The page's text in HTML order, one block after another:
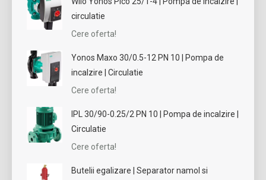
circulatie
Cere oferta!
Yonos Maxo 30/0.5-12 PN 10 | Pompa de
incalzire | Circulatie
Cere oferta!
IPL 30/90-0.25/2 PN 10 | Pompa de incalzire |
Circulatie
Cere oferta!
Butelii egalizare | Separator namol si